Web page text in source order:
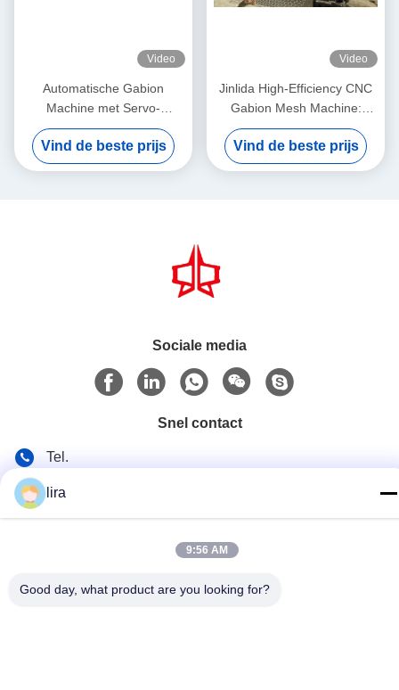
Video
Automatische Gabion
Machine met Servo-
gedreven Precision Mesh
Maker 5,3m Max Breedte
Vind de beste prijs
Video
Jinlida High-Efficiency CNC
Gabion Mesh Machine:
Perfect Combination of Fast
Output and Precision
Weaving to Boost
Vind de beste prijs
Sociale media
Snel contact
Tel.
86-510-86385783
E-mail
lira
9:56 AM
Good day, what product are you looking for?